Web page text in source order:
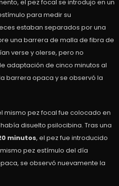
el pez focal se introdujo en un
para medir su
estaban separados por una
una barrera de malla de fibra de
verse y olerse, pero no
adaptación de cinco minutos al
barrera opaca y se observó la
mismo pez focal fue colocado en
disuelto psilocibina. Tras una
minutos, el pez fue introducido
pez estímulo del día
se observó nuevamente la